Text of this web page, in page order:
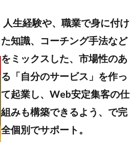
人生経験や、職業で身に付け
た知識、コーチング手法など
をミックスした、市場性のあ
る「自分のサービス」を作っ
て起業し、Web安定集客の仕
組みも構築できるよう、で完
全個別でサポート。